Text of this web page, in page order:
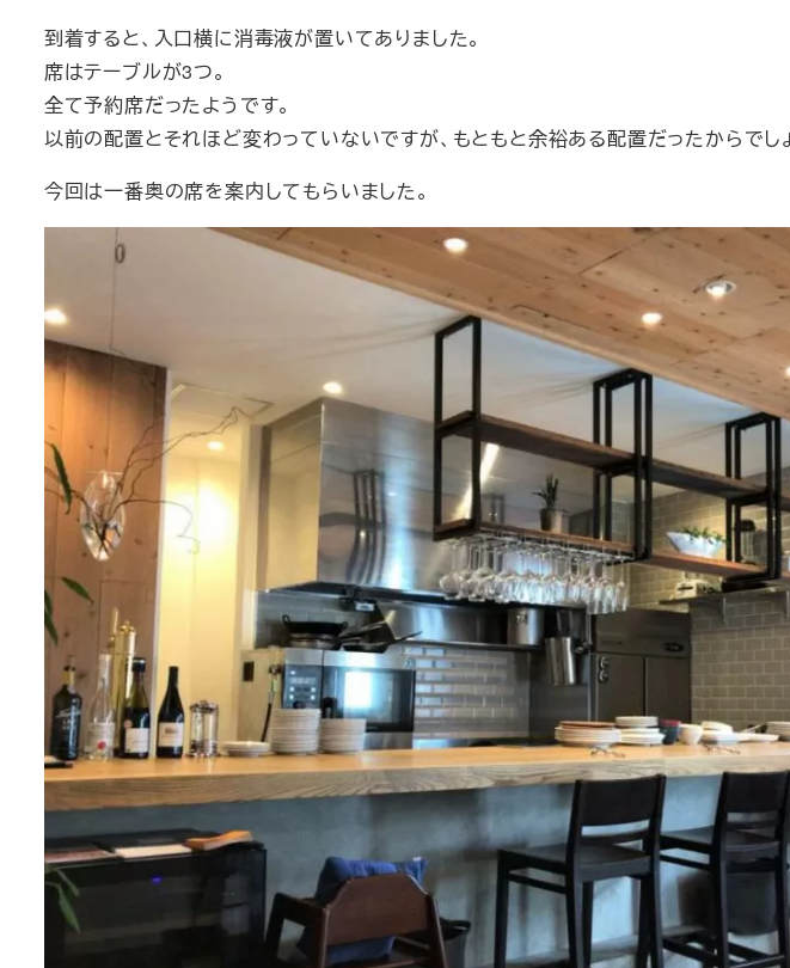
到着すると、入口横に消毒液が置いてありました。
席はテーブルが3つ。
全て予約席だったようです。
以前の配置とそれほど変わっていないですが、もともと余裕ある配置だったからでし
今回は一番奥の席を案内してもらいました。